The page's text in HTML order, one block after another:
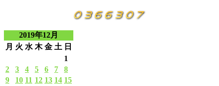
2019年12月
月 火 水 木 金 土 日
1
2
3 4 5 6 7
8
9
10 11 12 13 14 15